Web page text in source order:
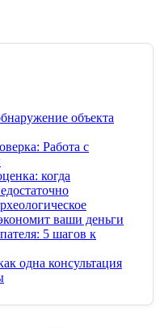
объекта
Работа с
когда
ваши деньги
5 шагов к
одна консультация